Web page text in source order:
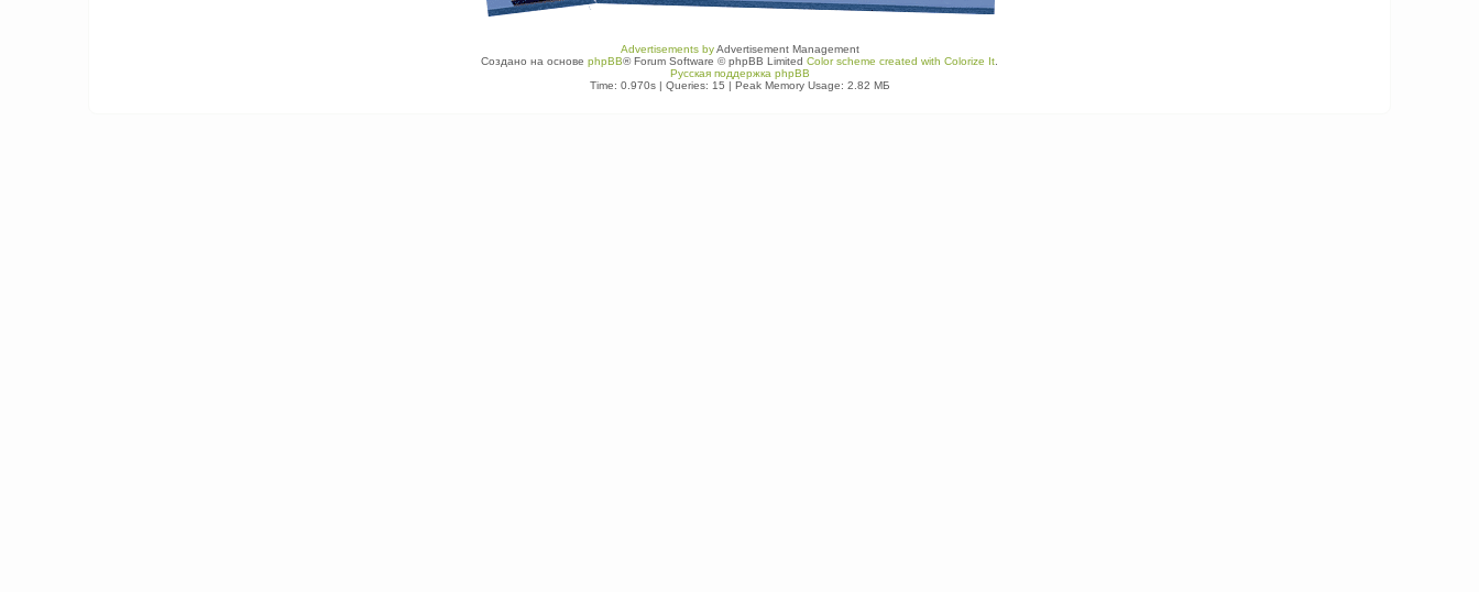
Advertisements byAdvertisement Management
Создано на основе phpBB® Forum Software © phpBB Limited Color scheme created with Colorize It
Русская поддержка phpBB
Time: 0.970s| Queries: 15 | Peak Memory Usage: 2.82 МБ